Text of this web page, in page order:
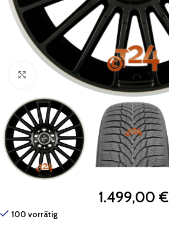
Zum Vergrößern klicken
1.499,00 €
100 vorrätig